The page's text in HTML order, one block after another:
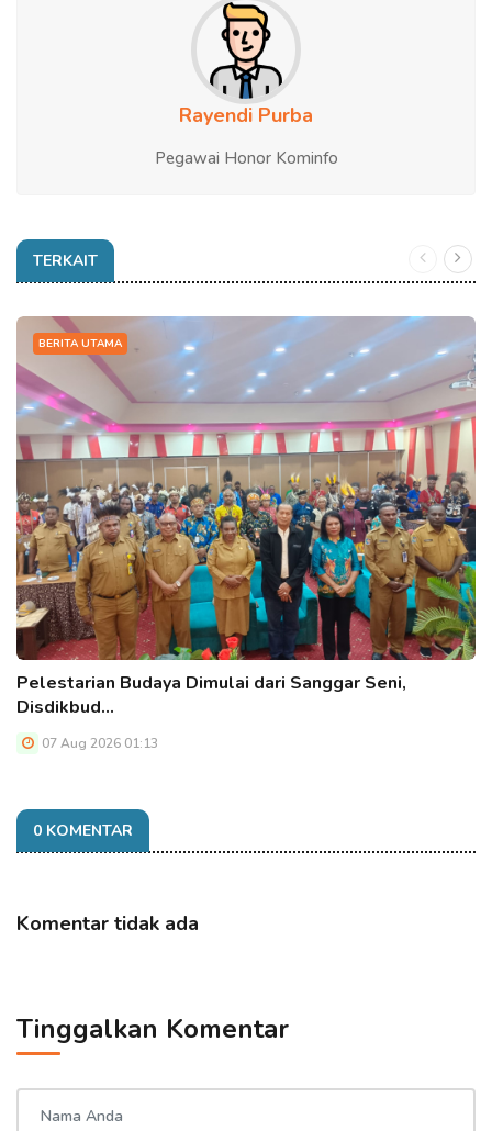
Rayendi Purba
Pegawai Honor Kominfo
TERKAIT
BERITA UTAMA
Pelestarian Budaya Dimulai dari Sanggar Seni,
Disdikbud…
07 Aug 2026 01:13
0 KOMENTAR
Komentar tidak ada
Tinggalkan Komentar